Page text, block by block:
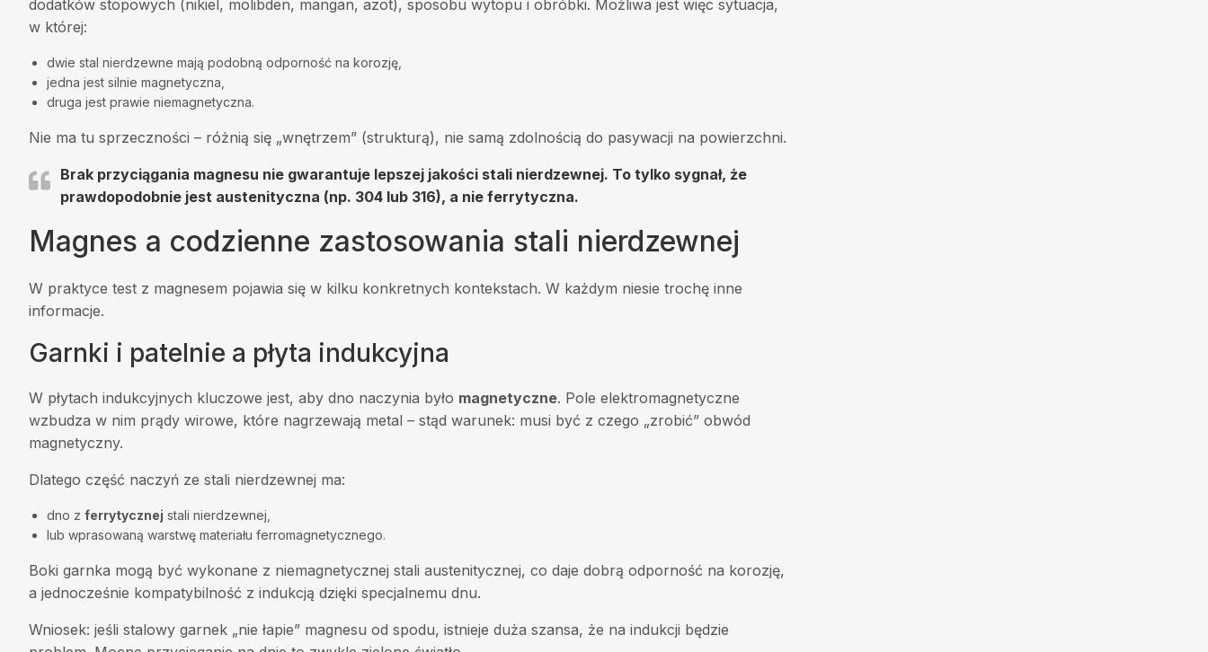
dodatków stopowych (nikiel, molibden, mangan, azot), sposobu wytopu i obróbki. Możliwa jest więc sytuacja,
w której:
dwie stal nierdzewne mają podobną odporność na korozję,
jedna jest silnie magnetyczna,
druga jest prawie niemagnetyczna.
Nie ma tu sprzeczności – różnią się „wnętrzem” (strukturą), nie samą zdolnością do pasywacji na powierzchni.
Brak przyciągania magnesu nie gwarantuje lepszej jakości stali nierdzewnej. To tylko sygnał, że
prawdopodobnie jest austenityczna (np. 304 lub 316), a nie ferrytyczna.
Magnes a codzienne zastosowania stali nierdzewnej
W praktyce test z magnesem pojawia się w kilku konkretnych kontekstach. W każdym niesie trochę inne
informacje.
Garnki i patelnie a płyta indukcyjna
W płytach indukcyjnych kluczowe jest, aby dno naczynia było magnetyczne. Pole elektromagnetyczne
wzbudza w nim prądy wirowe, które nagrzewają metal – stąd warunek: musi być z czego „zrobić” obwód
magnetyczny.
Dlatego część naczyń ze stali nierdzewnej ma:
dno z ferrytycznej stali nierdzewnej,
lub wprasowaną warstwę materiału ferromagnetycznego.
Boki garnka mogą być wykonane z niemagnetycznej stali austenitycznej, co daje dobrą odporność na korozję,
a jednocześnie kompatybilność z indukcją dzięki specjalnemu dnu.
Wniosek: jeśli stalowy garnek „nie łapie” magnesu od spodu, istnieje duża szansa, że na indukcji będzie